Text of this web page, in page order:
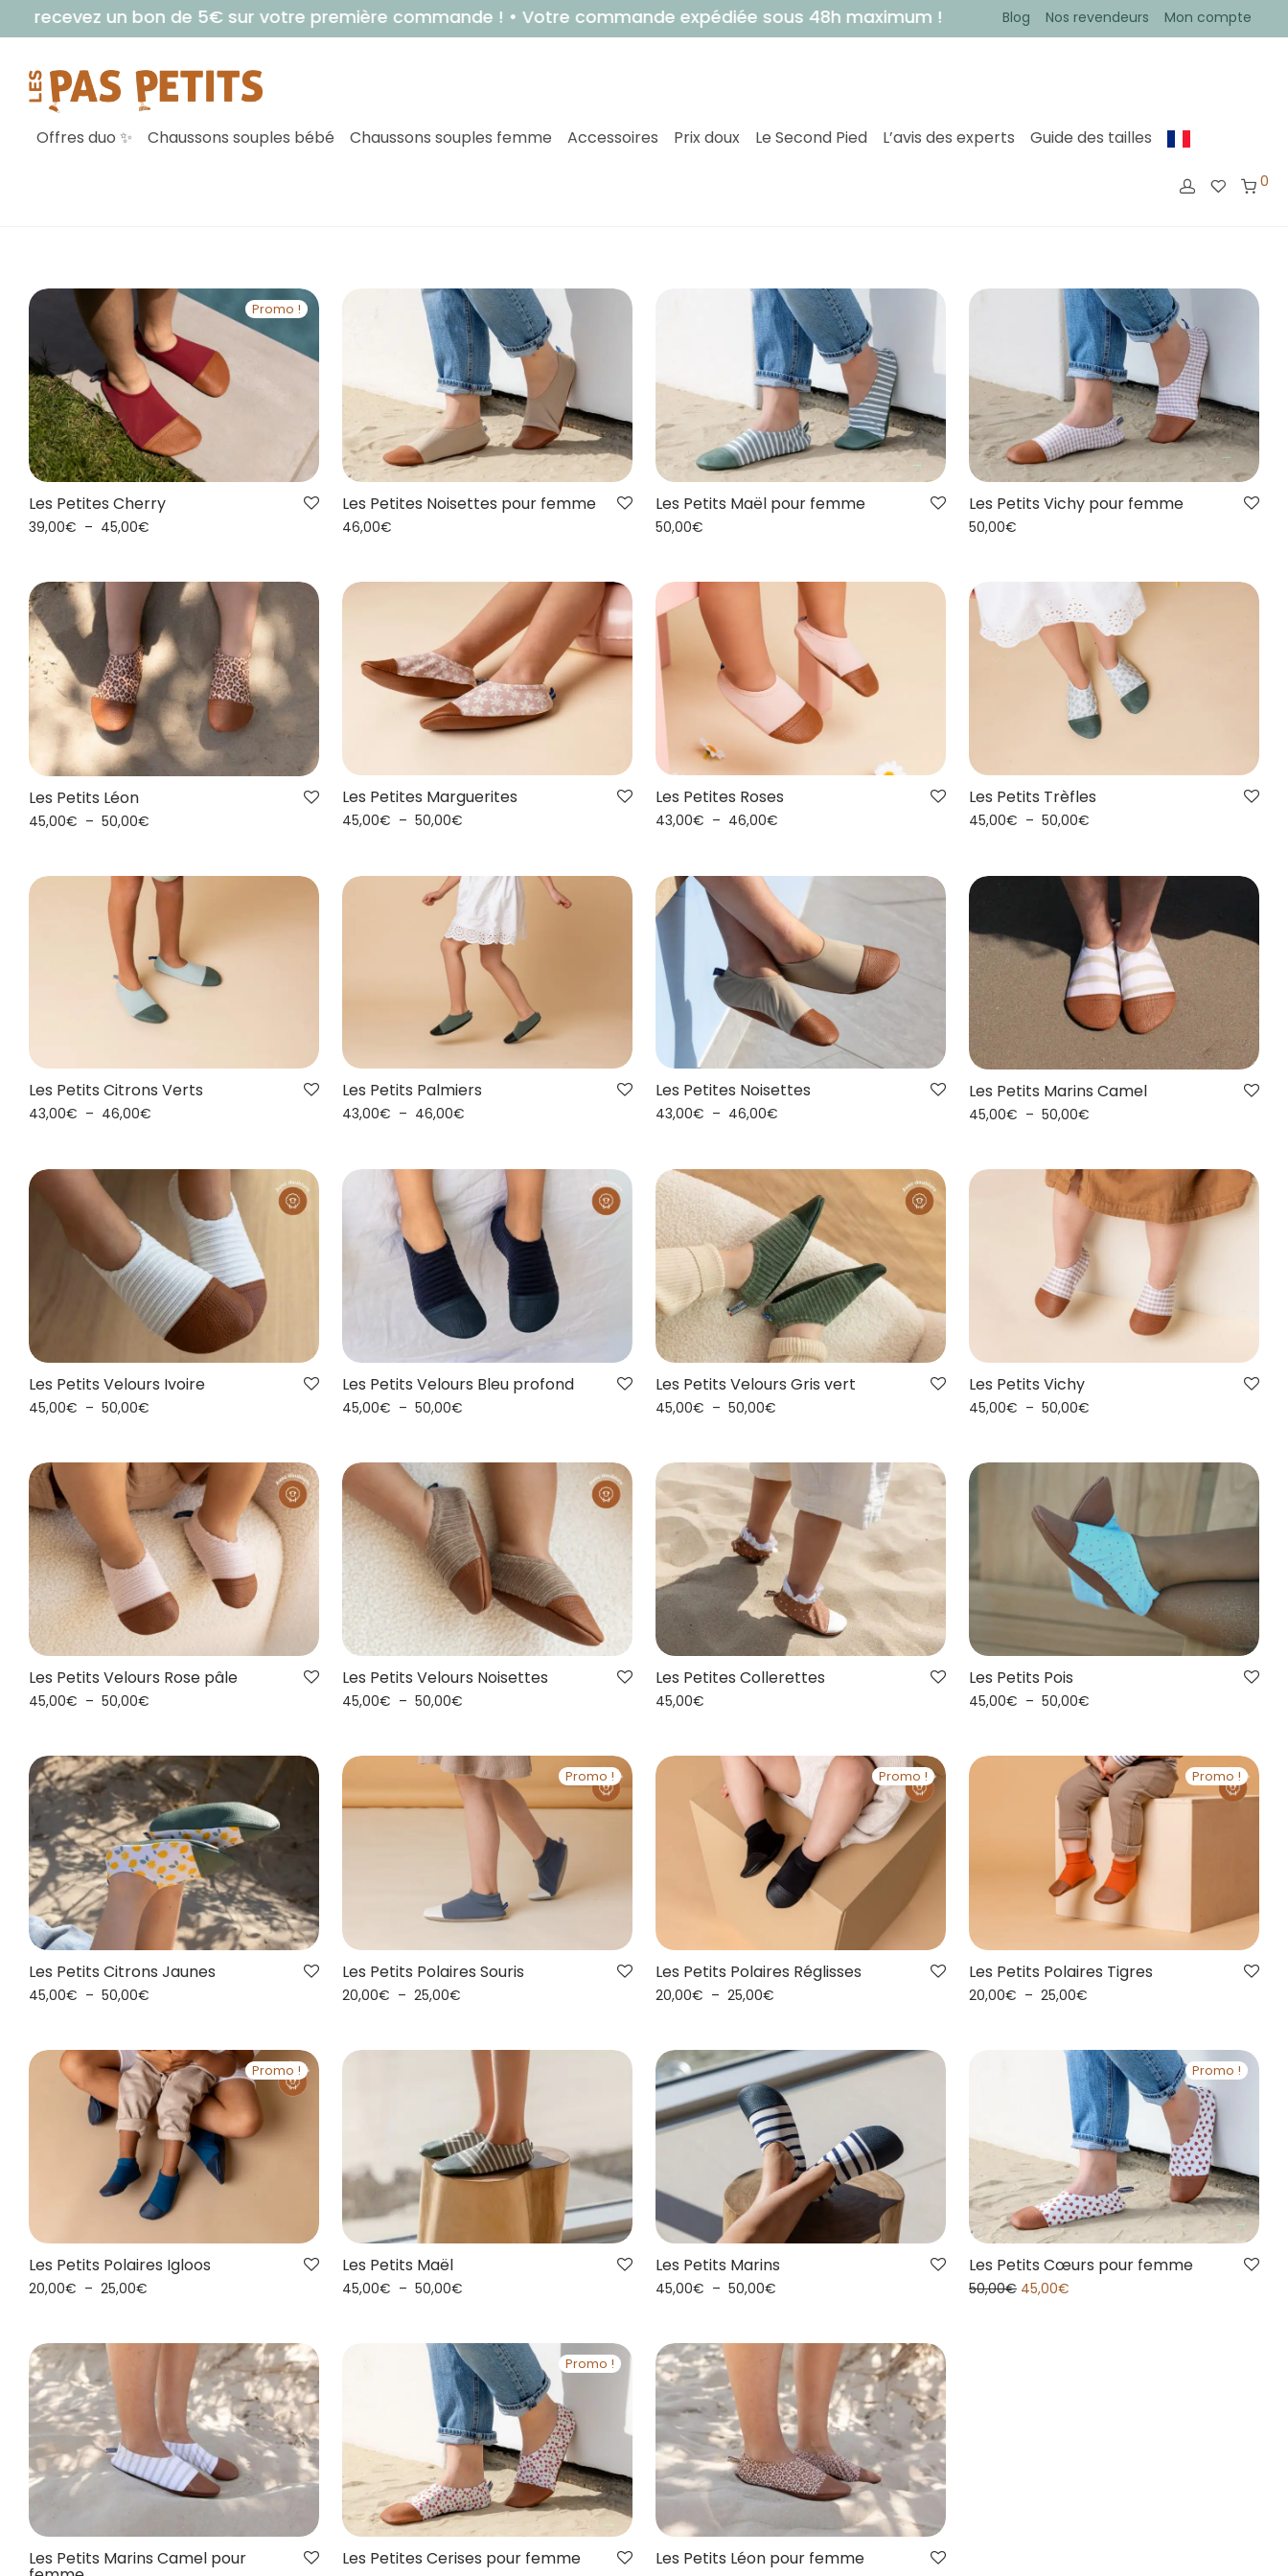
bon de 5€ sur votre première commande !• Votre commande expédiée sous 48h maximum ! Blog Nos revendeurs Mon compte
Offres duo ✨ Chaussons souples bébé Chaussons souples femme Accessoires Prix doux Le Second Pied L’avis des experts Guide des tailles
0
Promo !
Les Petites Cherry
39,00€ – 45,00€
Les Petites Noisettes pour femme
46,00€
Les Petits Maël pour femme
50,00€
Les Petits Vichy pour femme
50,00€
Les Petits Léon
45,00€ – 50,00€
Les Petites Marguerites
45,00€ – 50,00€
Les Petites Roses
43,00€ – 46,00€
Les Petits Trèfles
45,00€ – 50,00€
Les Petits Citrons Verts
43,00€ – 46,00€
Les Petits Palmiers
43,00€ – 46,00€
Les Petites Noisettes
43,00€ – 46,00€
Les Petits Marins Camel
45,00€ – 50,00€
Les Petits Velours Ivoire
45,00€ – 50,00€
Les Petits Velours Bleu profond
45,00€ – 50,00€
Les Petits Velours Gris vert
45,00€ – 50,00€
Les Petits Vichy
45,00€ – 50,00€
Les Petits Velours Rose pâle
45,00€ – 50,00€
Les Petits Velours Noisettes
45,00€ – 50,00€
Les Petites Collerettes
45,00€
Les Petits Pois
45,00€ – 50,00€
Les Petits Citrons Jaunes
45,00€ – 50,00€
Promo !
Les Petits Polaires Souris
20,00€ – 25,00€
Promo !
Les Petits Polaires Réglisses
20,00€ – 25,00€
Promo !
Les Petits Polaires Tigres
20,00€ – 25,00€
Promo !
Les Petits Polaires Igloos
20,00€ – 25,00€
Les Petits Maël
45,00€ – 50,00€
Les Petits Marins
45,00€ – 50,00€
Promo !
Les Petits Cœurs pour femme
50,00€ 45,00€
Les Petits Marins Camel pour
Promo !
Les Petites Cerises pour femme Les Petits Léon pour femme